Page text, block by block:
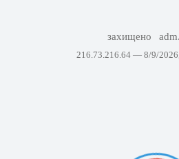
захищено
216.73.216.64 — 8/9/